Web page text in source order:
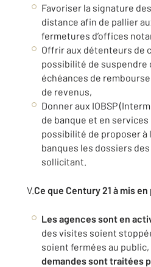
Favoriser la signature
distance afin de pallier
fermetures d’offices
Offrir aux détenteurs de
possibilité de suspendre
échéances de
de revenus,
Donner aux IOBSP
de banque et en services
possibilité de proposer à
banques les dossiers
sollicitant.
V.Ce que Century 21 à mis en
Les agences sont en
des visites soient
soient fermées au public,
demandes sont traitées